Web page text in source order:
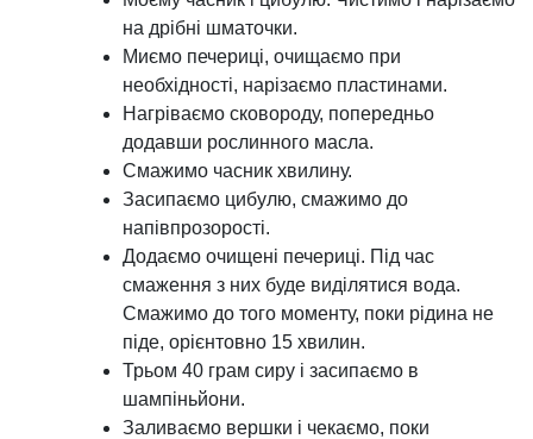
на дрібні шматочки.
Миємо печериці, очищаємо при
необхідності, нарізаємо пластинами.
Нагріваємо сковороду, попередньо
додавши рослинного масла.
Смажимо часник хвилину.
Засипаємо цибулю, смажимо до
напівпрозорості.
Додаємо очищені печериці. Під час
смаження з них буде виділятися вода.
Смажимо до того моменту, поки рідина не
піде, орієнтовно 15 хвилин.
Трьом 40 грам сиру і засипаємо в
шампіньйони.
Заливаємо вершки і чекаємо, поки